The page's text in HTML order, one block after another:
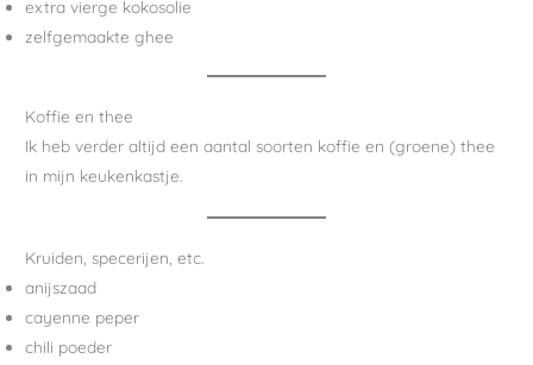
extra vierge kokosolie
zelfgemaakte ghee
Koffie en thee
Ik heb verder altijd een aantal soorten koffie en (groene) thee
in mijn keukenkastje.
Kruiden, specerijen, etc.
anijszaad
cayenne peper
chili poeder